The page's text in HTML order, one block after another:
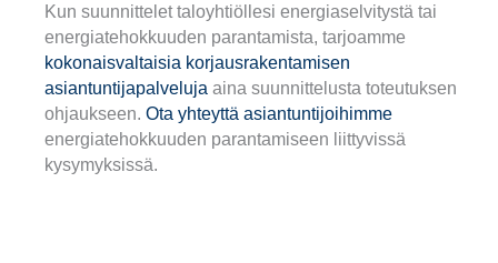
Kun suunnittelet taloyhtiöllesi energiaselvitystä tai
energiatehokkuuden parantamista, tarjoamme
kokonaisvaltaisia korjausrakentamisen
asiantuntijapalveluja aina suunnittelusta toteutuksen
ohjaukseen. Ota yhteyttä asiantuntijoihimme
energiatehokkuuden parantamiseen liittyvissä
kysymyksissä.